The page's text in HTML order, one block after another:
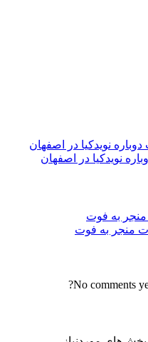
نویدکیا در اصفهان
منجر به فوت
No comments